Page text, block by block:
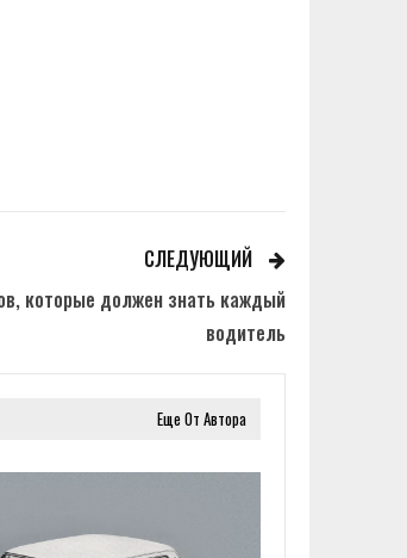
СЛЕДУЮЩИЙ
которые должен знать каждый
водитель
Еще От Автора